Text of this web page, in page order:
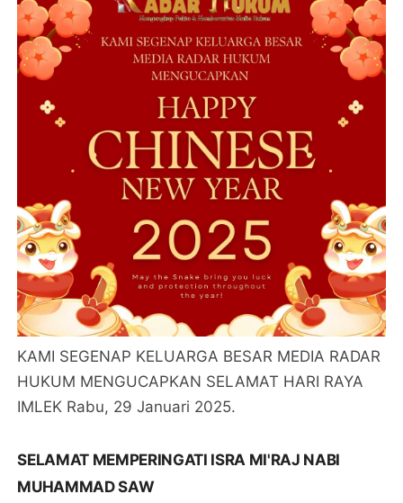
KAMI SEGENAP KELUARGA BESAR MEDIA RADAR
HUKUM MENGUCAPKAN SELAMAT HARI RAYA
IMLEK Rabu, 29 Januari 2025.
SELAMAT MEMPERINGATI ISRA MI'RAJ NABI
MUHAMMAD SAW